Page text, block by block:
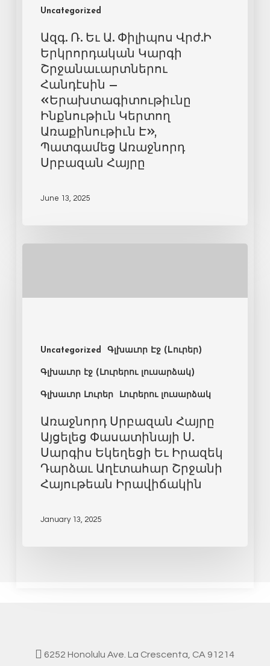
Uncategorized
Ազգ. Ռ. Եւ Ա. Փիլիպոս Վրժ.Ի
Երկրորդական Կարգի
Շրջանաւարտներու
Հանդէսին –
«Երախտագիտութիւնը
Ինքնութիւն Կերտող
Առաքինութիւն Է»,
Պատգամեց Առաջնորդ
Սրբազան Հայրը
June 13, 2025
Uncategorized Գլխաւոր Էջ (Lուրեր)
Գլխաւոր էջ (Լուրերու լուսարձակ)
Գլխաւոր Լուրեր Լուրերու լուսարձակ
Առաջնորդ Սրբազան Հայրը
Այցելեց Փասատինայի Ս.
Սարգիս Եկեղեցի Եւ Իրազեկ
Դարձաւ Աղէտահար Շրջանի
Հայութեան Իրավիճակին
January 13, 2025
6252 Honolulu Ave. La Crescenta, CA 91214